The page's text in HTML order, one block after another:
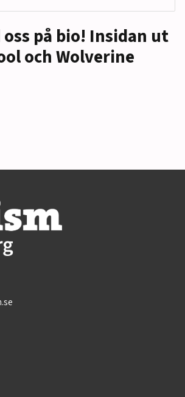
oss på bio! Insidan ut
och Wolverine